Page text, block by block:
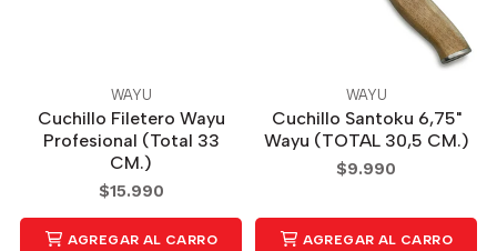
WAYU
Cuchillo Filetero Wayu
Profesional (Total 33
CM.)
$15.990
AGREGAR AL CARRO
WAYU
Cuchillo Santoku 6,75"
Wayu (TOTAL 30,5 CM.)
$9.990
AGREGAR AL CARRO